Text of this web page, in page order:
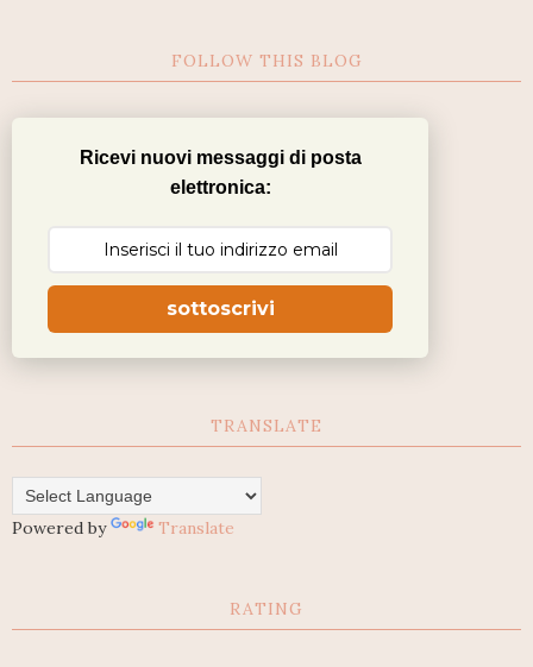
FOLLOW THIS BLOG
Ricevi nuovi messaggi di posta
elettronica:
sottoscrivi
TRANSLATE
Powered by Translate
RATING